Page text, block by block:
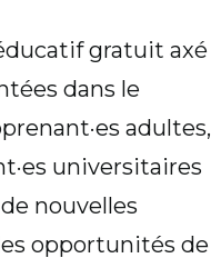
gratuit axé
dans le
adultes,
universitaires
nouvelles
opportunités de